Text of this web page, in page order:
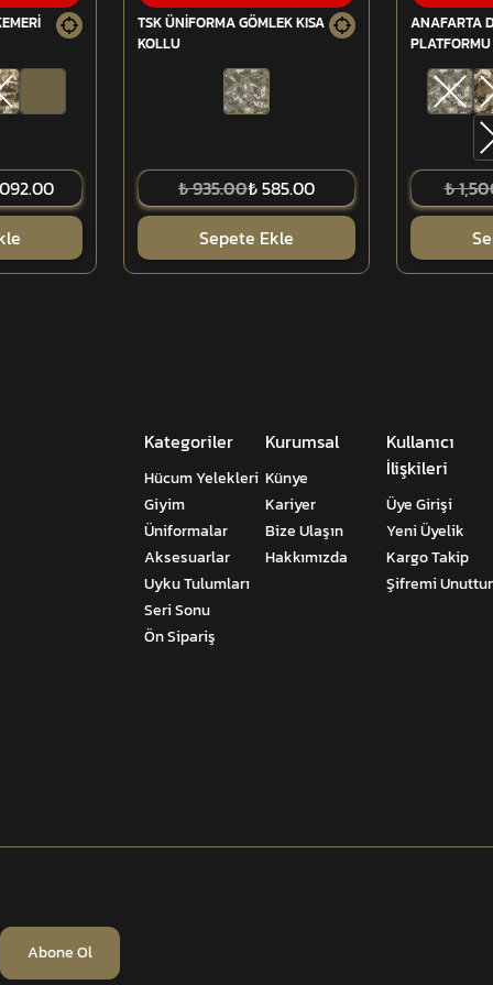
TSK ÜNİFORMA GÖMLEK KISA
KOLLU
₺ 935.00₺ 585.00
Sepete Ekle
ANAFARTA
₺
Kategoriler
Hücum Yelekleri
Giyim
Üniformalar
Aksesuarlar
Uyku Tulumları
Seri Sonu
Ön Sipariş
Kurumsal
Künye
Kariyer
Bize Ulaşın
Hakkımızda
Kullanıcı
İlişkileri
Üye Girişi
Yeni Üyelik
Kargo Takip
Şifremi
Abone Ol